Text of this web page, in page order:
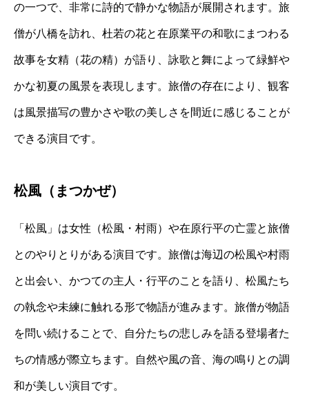
の一つで、非常に詩的で静かな物語が展開されます。旅
僧が八橋を訪れ、杜若の花と在原業平の和歌にまつわる
故事を女精（花の精）が語り、詠歌と舞によって緑鮮や
かな初夏の風景を表現します。旅僧の存在により、観客
は風景描写の豊かさや歌の美しさを間近に感じることが
できる演目です。
松風（まつかぜ）
「松風」は女性（松風・村雨）や在原行平の亡霊と旅僧
とのやりとりがある演目です。旅僧は海辺の松風や村雨
と出会い、かつての主人・行平のことを語り、松風たち
の執念や未練に触れる形で物語が進みます。旅僧が物語
を問い続けることで、自分たちの悲しみを語る登場者た
ちの情感が際立ちます。自然や風の音、海の鳴りとの調
和が美しい演目です。